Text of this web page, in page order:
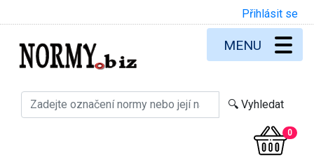
Přihlásit se
0
MENU